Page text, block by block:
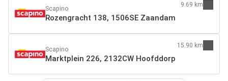
Scapino
Rozengracht 138, 1506SE Zaandam
9.69 km
Scapino
Marktplein 226, 2132CW Hoofddorp
15.90 km